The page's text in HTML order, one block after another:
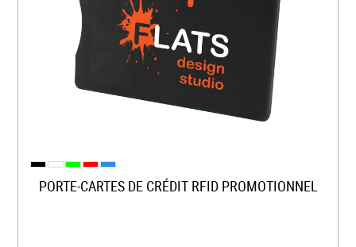
PORTE-CARTES DE CRÉDIT RFID PROMOTIONNEL